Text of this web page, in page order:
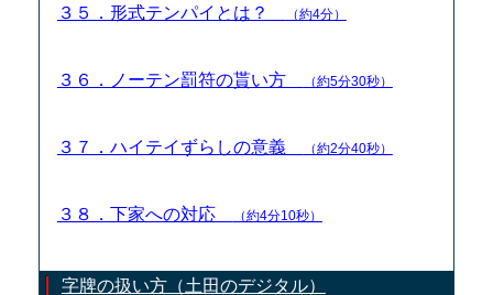
３５．形式テンパイとは？ （約4分）
３６．ノーテン罰符の貰い方 （約5分30秒）
３７．ハイテイずらしの意義 （約2分40秒）
３８．下家への対応 （約4分10秒）
字牌の扱い方（土田のデジタル）